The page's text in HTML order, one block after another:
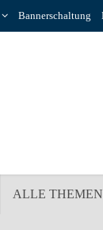
Bannerschaltung
ALLE THEMEN